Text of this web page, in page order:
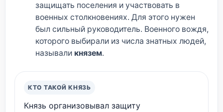
защищать поселения и участвовать в
военных столкновениях. Для этого нужен
был сильный руководитель. Военного вождя,
которого выбирали из числа знатных людей,
называли князем.
КТО ТАКОЙ КНЯЗЬ
Князь организовывал защиту